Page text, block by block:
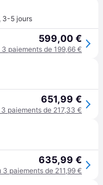
, 3-5 jours
599,00 €
3 paiements de 199,66 €
651,99 €
3 paiements de 217,33 €
635,99 €
3 paiements de 211,99 €